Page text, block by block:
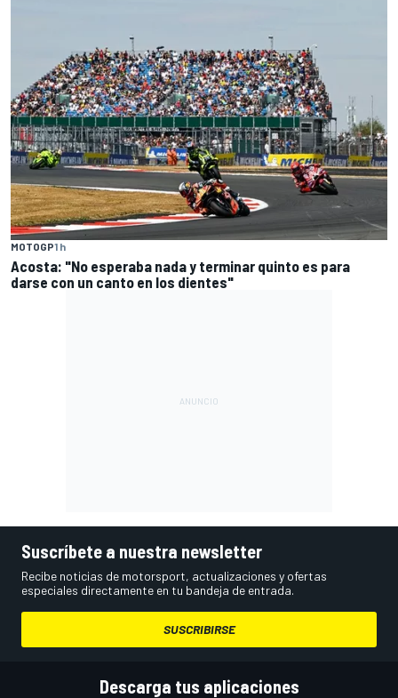
MOTOGP1 h
Acosta: "No esperaba nada y terminar quinto es para
darse con un canto en los dientes"
Suscríbete a nuestra newsletter
Recibe noticias de motorsport, actualizaciones y ofertas
especiales directamente en tu bandeja de entrada.
SUSCRIBIRSE
Descarga tus aplicaciones